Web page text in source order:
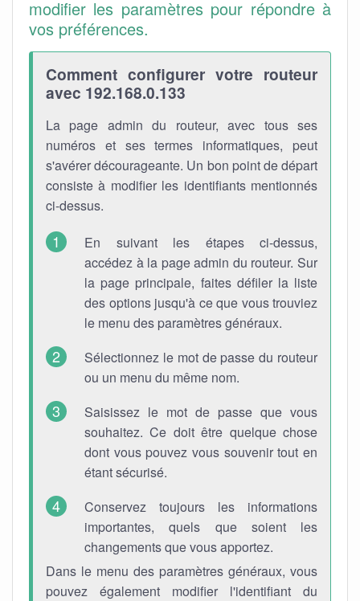
modifier les paramètres pour répondre à
vos préférences.
Comment configurer votre routeur
avec 192.168.0.133
La page admin du routeur, avec tous ses
numéros et ses termes informatiques, peut
s'avérer décourageante. Un bon point de départ
consiste à modifier les identifiants mentionnés
ci-dessus.
En suivant les étapes ci-dessus,
accédez à la page admin du routeur. Sur
la page principale, faites défiler la liste
des options jusqu'à ce que vous trouviez
le menu des paramètres généraux.
Sélectionnez le mot de passe du routeur
ou un menu du même nom.
Saisissez le mot de passe que vous
souhaitez. Ce doit être quelque chose
dont vous pouvez vous souvenir tout en
étant sécurisé.
Conservez toujours les informations
importantes, quels que soient les
changements que vous apportez.
Dans le menu des paramètres généraux, vous
pouvez également modifier l'identifiant du